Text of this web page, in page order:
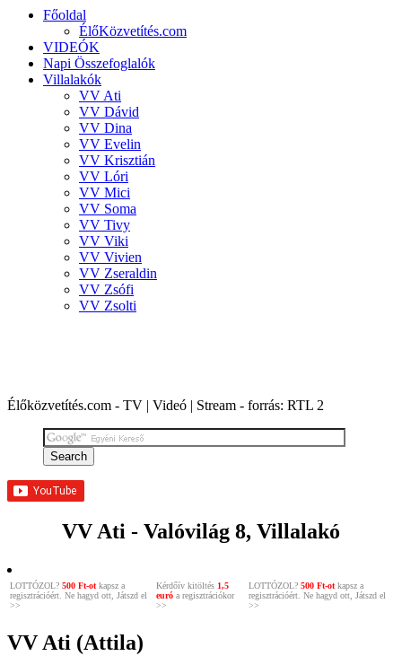
Főoldal
ÉlőKözvetítés.com
VIDEÓK
Napi Összefoglalók
Villalakók
VV Ati
VV Dávid
VV Dina
VV Evelin
VV Krisztián
VV Lóri
VV Mici
VV Soma
VV Tivy
VV Viki
VV Vivien
VV Zseraldin
VV Zsófi
VV Zsolti
Élőközvetítés.com - TV | Videó | Stream - forrás: RTL 2
VV Ati - Valóvilág 8, Villalakó
LOTTÓZOL? 500 Ft-otkapsz a
regisztrációért. Ne hagyd ott, Játszd el
>>
Kérdőív kitöltés 1,5
euró a regisztrációkor
>>
LOTTÓZOL? 500 Ft-otkapsz a
regisztrációért. Ne hagyd ott, Játszd el
>>
VV Ati (Attila)